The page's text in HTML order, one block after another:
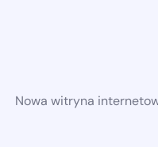
Nowa witryna